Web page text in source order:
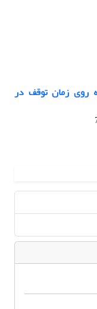
روی زمان توقف در